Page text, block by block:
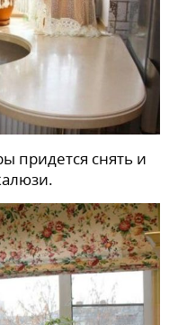
придется снять и